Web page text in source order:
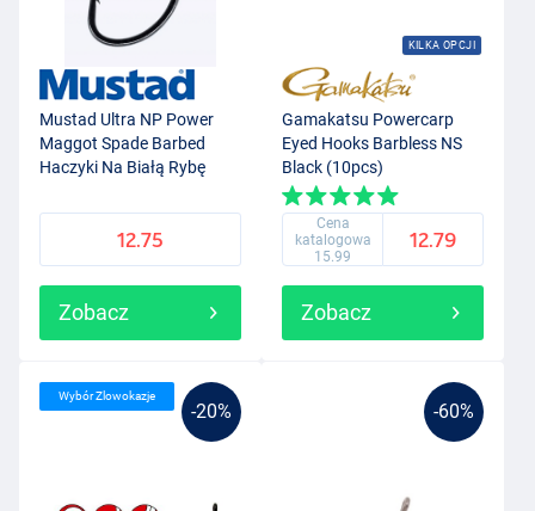
Mustad Ultra NP Power
Maggot Spade Barbed
Haczyki Na Białą Rybę
12.75
Zobacz
KILKA OPCJI
Gamakatsu Powercarp
Eyed Hooks Barbless NS
Black (10pcs)
Cena
katalogowa
15.99
12.79
Zobacz
-20%
Wybór Zlowokazje
-60%